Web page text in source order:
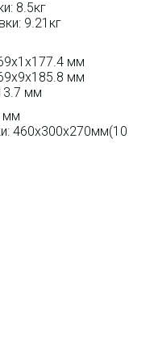
8.5кг
9.21кг
мм
мм
мм
мм
460x300x270мм(10